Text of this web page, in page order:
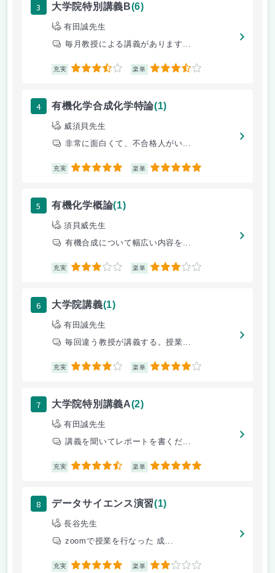
3 大学院特別講義B(6)
有田誠先生
毎月教授による講義があります...
充実 3.5 楽単 3.5
4 有機化学合成化学特論(1)
威須貝先生
非常に面白くて、不合格人がい...
充実 5 楽単 5
5 有機化学概論(1)
須貝威先生
有機合成について幅広い内容を...
充実 3 楽単 3
6 大学院講義(1)
有田誠先生
毎回違う教授が講義する。授業...
充実 4 楽単 4
7 大学院特別講義A(2)
有田誠先生
講義を聞いてレポートを書くだ...
充実 4.5 楽単 5
8 データサイエンス演習(1)
長谷先生
zoomで授業を行なった 成...
充実 5 楽単 2